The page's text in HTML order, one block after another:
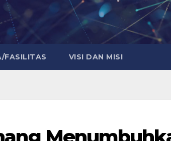
FASILITAS VISI DAN MISI